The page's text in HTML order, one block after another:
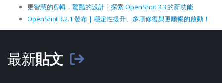
更智慧的剪輯，驚豔的設計 | 探索 OpenShot 3.3 的新功能
OpenShot 3.2.1 發布 | 穩定性提升、多項修復與更順暢的啟動！
最新貼文